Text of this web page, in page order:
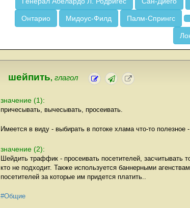
Онтарио Мидоус-Филд Палм-Спрингс
шейпить, глагол
значение (1):
причесывать, вычесывать, просеивать.
Имеется в виду - выбирать в потоке хлама что-то полезное
значение (2):
Шейдить траффик - просеивать посетителей, засчитывать
кто не подходит. Также используется баннерными
посетителей за которые им придется платить..
#Общие